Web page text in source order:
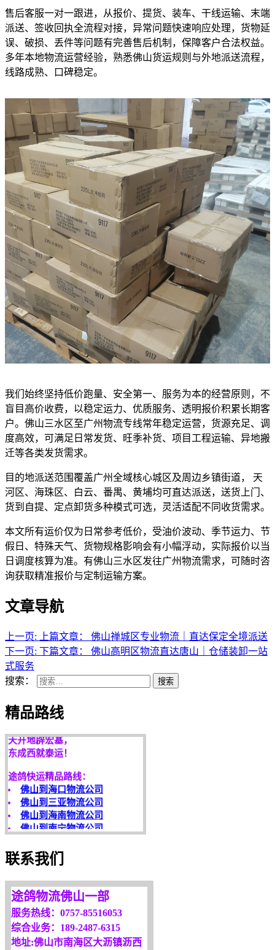
售后客服一对一跟进，从报价、提货、装车、干线运输、末端
派送、签收回执全流程对接，异常问题快速响应处理，货物延
误、破损、丢件等问题有完善售后机制，保障客户合法权益。
多年本地物流运营经验，熟悉佛山货运规则与外地派送流程，
线路成熟、口碑稳定。
我们始终坚持低价跑量、安全第一、服务为本的经营原则，不
盲目高价收费，以稳定运力、优质服务、透明报价积累长期客
户。佛山三水区至广州物流专线常年稳定运营，货源充足、调
度高效，可满足日常发货、旺季补货、项目工程运输、异地搬
迁等各类发货需求。
目的地派送范围覆盖广州全域核心城区及周边乡镇街道， 天
河区、海珠区、白云、番禺、黄埔均可直达派送，送货上门、
货到自提、定点卸货多种模式可选，灵活适配不同收货需求。
本文所有运价仅为日常参考低价，受油价波动、季节运力、节
假日、特殊天气、货物规格影响会有小幅浮动，实际报价以当
日调度核算为准。有佛山三水区发往广州物流需求，可随时咨
询获取精准报价与定制运输方案。
文章导航
上一页: 上篇文章：
佛山禅城区专业物流｜直达保定全境派送
下一页: 下篇文章：
佛山高明区物流直达唐山｜仓储装卸一站
式服务
搜索：
搜索
精品路线
天开地辟宏基，
东成西就泰运！
途鸽快运精品路线：
佛山到海口物流公司
佛山到三亚物流公司
佛山到海南物流公司
佛山到南宁物流公司
客户是永远的朋友，
欢迎您光临！
更多服务请来电咨询，
我们将竭诚为你服务！
联系我们
途鸽物流佛山一部
服务热线：0757-85516053
综合业务：189-2487-6315
地址:佛山市南海区大沥镇沥西